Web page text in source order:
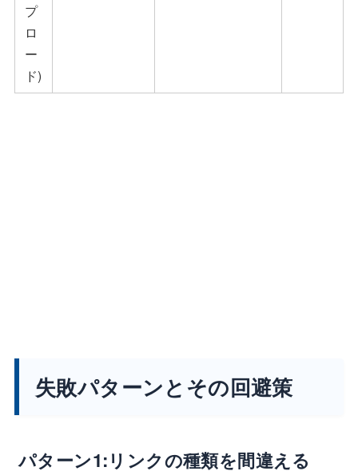
プ
ロ
ー
ド)
失敗パターンとその回避策
パターン1:リンクの種類を間違える